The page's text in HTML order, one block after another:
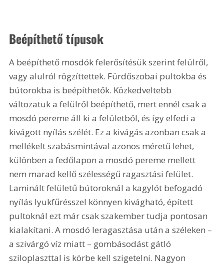
Beépíthető típusok
A beépíthető mosdók felerősítésük szerint felülről,
vagy alulról rögzíttettek. Fürdőszobai pultokba és
bútorokba is beépíthetők. Közkedveltebb
változatuk a felülről beépíthető, mert ennél csak a
mosdó pereme áll ki a felületből, és így elfedi a
kivágott nyílás szélét. Ez a kivágás azonban csak a
mellékelt szabásmintával azonos méretű lehet,
különben a fedőlapon a mosdó pereme mellett
nem marad kellő szélességű ragasztási felület.
Laminált felületű bútoroknál a kagylót befogadó
nyílás lyukfűrésszel könnyen kivágható, épített
pultoknál ezt már csak szakember tudja pontosan
kialakítani. A mosdó leragasztása után a széleken –
a szivárgó víz miatt – gombásodást gátló
sziloplaszttal is körbe kell szigetelni. Nagyon